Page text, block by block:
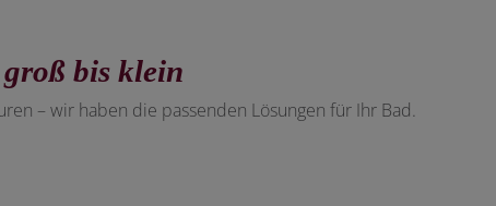
bis klein
– wir haben die passenden Lösungen für Ihr Bad.